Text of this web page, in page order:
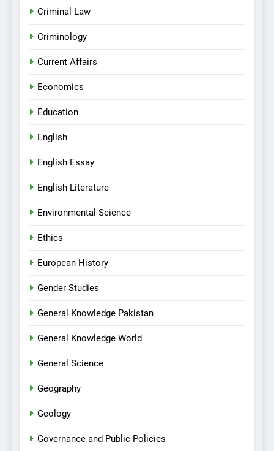
Criminal Law
Criminology
Current Affairs
Economics
Education
English
English Essay
English Literature
Environmental Science
Ethics
European History
Gender Studies
General Knowledge Pakistan
General Knowledge World
General Science
Geography
Geology
Governance and Public Policies